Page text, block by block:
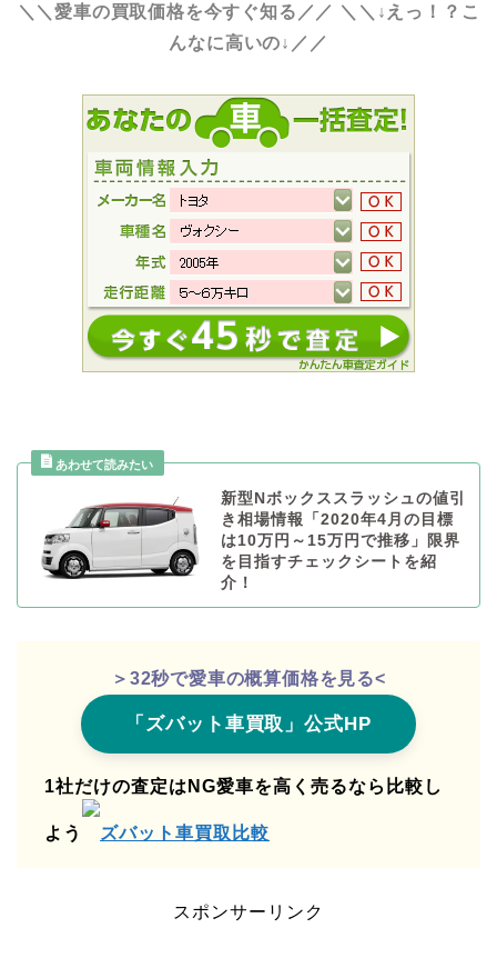
＼＼愛車の買取価格を今すぐ知る／／ ＼＼↓えっ！？こ
んなに高いの↓／／
新型Nボックススラッシュの値引
き相場情報「2020年4月の目標
は10万円～15万円で推移」限界
を目指すチェックシートを紹
介！
＞32秒で愛車の概算価格を見る<
「ズバット車買取」公式HP
1社だけの査定はNG愛車を高く売るなら比較し
よう ズバット車買取比較
スポンサーリンク